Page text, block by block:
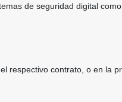
de seguridad digital
respectivo contrato, o en la